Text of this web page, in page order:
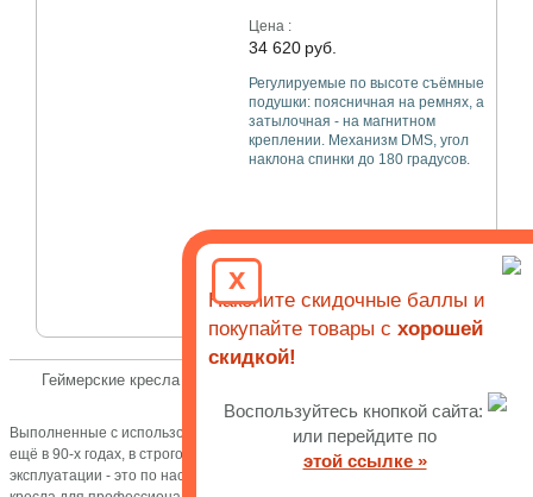
Цена :
34 620 руб.
Регулируемые по высоте съёмные
подушки: поясничная на ремнях, а
затылочная - на магнитном
креплении. Механизм DMS, угол
наклона спинки до 180 градусов.
Геймерские кресла Brave. Компьютерные игровые кресла для
геймеров
Выполненные с использованием технологий разработанных в Германии
ещё в 90-х годах, в строгом дизайнерском стиле, прочные и долговечные в
эксплуатации - это по настоящему качественные компьютерные игровые
x
Накопите скидочные баллы и
покупайте товары с хорошей
скидкой!
Воспользуйтесь кнопкой сайта:
или перейдите по
этой ссылке »